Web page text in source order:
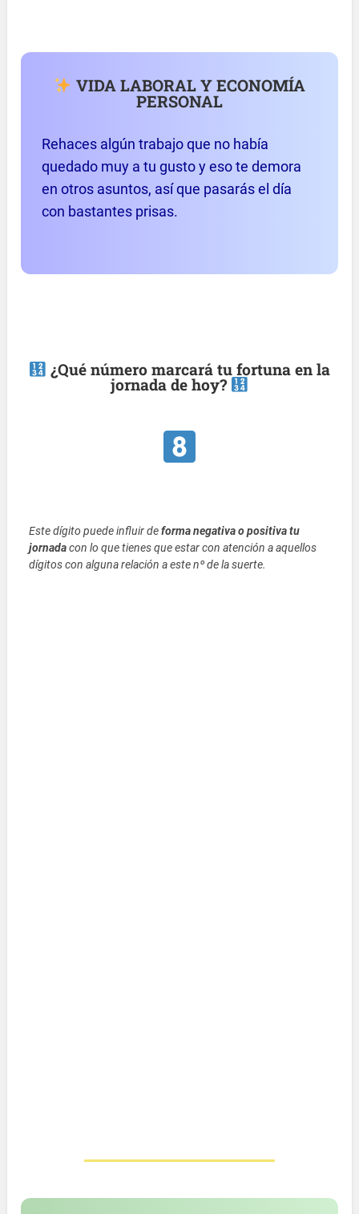
VIDA LABORAL Y ECONOMÍA
PERSONAL
Rehaces algún trabajo que no había
quedado muy a tu gusto y eso te demora
en otros asuntos, así que pasarás el día
con bastantes prisas.
¿Qué número marcará tu fortuna en la
jornada de hoy?
Este dígito puede influir deforma negativa o positiva tu
jornadacon lo que tienes que estar con atención a aquellos
dígitos con alguna relación a este nº de la suerte.